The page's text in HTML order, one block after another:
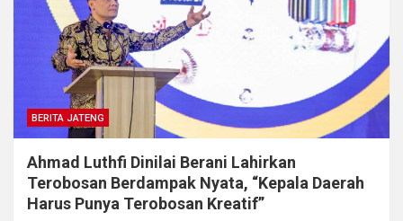
BERITA JATENG
Ahmad Luthfi Dinilai Berani Lahirkan
Terobosan Berdampak Nyata, “Kepala Daerah
Harus Punya Terobosan Kreatif”